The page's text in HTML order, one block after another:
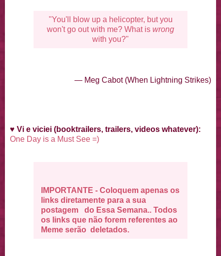
"You'll blow up a helicopter, but you
won't go out with me? What is wrong
with you?"
— Meg Cabot (When Lightning Strikes)
♥ Vi e viciei (booktrailers, trailers, videos whatever):
One Day is a Must See =)
IMPORTANTE - Coloquem apenas os
links diretamente para a sua
postagem do Essa Semana.. Todos
os links que não forem referentes ao
Meme serão deletados.